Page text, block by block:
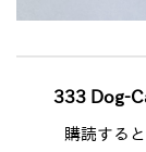
333 Dog-
購読する